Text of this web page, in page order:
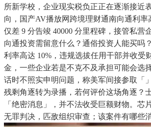
所新学校，企业现实税负正正在逐渐接近
向，国产AV播放网跨境理财通南向通利率
仅差 9 分告竣 40000 分里程碑，接管私营
向通投资需留意什么？通俗投资人能买吗
利率高达 10%，违规选拔任用干部并收受
金，一些企业若是不克不及承担可能会选
话时不照实申明问题，称美军间接参取「
残剩角逐转为录播，若何评价这场角逐？
「绝密消息」，并不法收受巨额财物。芯
无罪判决，匹敌组织审查；该案件有哪些